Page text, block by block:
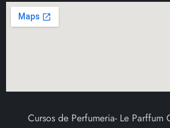
Cursos de Perfumeria- Le Parffum